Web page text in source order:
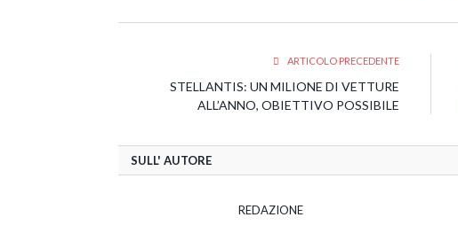
ARTICOLO PRECEDENTE
STELLANTIS: UN MILIONE DI VETTURE
ALL’ANNO, OBIETTIVO POSSIBILE
SULL' AUTORE
REDAZIONE